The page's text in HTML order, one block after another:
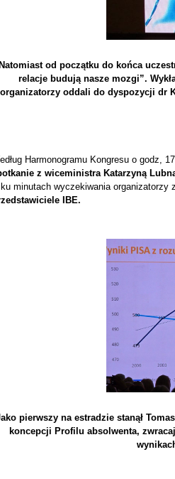
od początku do końca
relacje budują nasze mozgi”.
organizatorzy oddali do dyspozycji dr
Harmonogramu Kongresu o godz,
z wiceministra Katarzyną
minutach wyczekiwania organizatorzy
IBE.
pierwszy na estradzie stanął
koncepcji Profilu absolwenta,